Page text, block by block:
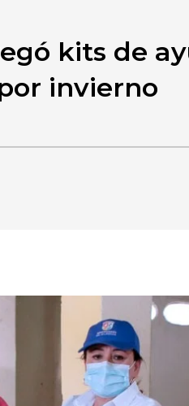
kits de
invierno